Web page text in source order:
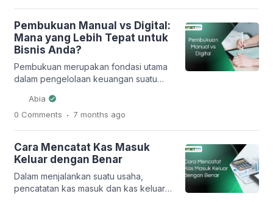
periode tertentu. Informasi tersebut
menjadi dasar utama dalam mengambil
keputusan bisnis, mulai dari
menentukan harga jual, mengontrol
biaya, hingga merencanakan
Pembukuan Manual vs Digital:
Mana yang Lebih Tepat untuk
Bisnis Anda?
Pembukuan merupakan fondasi utama
dalam pengelolaan keuangan suatu
pemilik usaha dapat mengetahui
kondisi keuangan secara jelas, mulai
yang rapi dan teratur, bisnis berisiko
mengalami kebocoran keuangan, salah
mengambil keputusan, bahkan
kesulitan berkembang. Seiring
Abia
0 Comments . 7 months ago
Cara Mencatat Kas Masuk
Keluar dengan Benar
Dalam menjalankan suatu usaha,
pencatatan kas masuk dan kas keluar